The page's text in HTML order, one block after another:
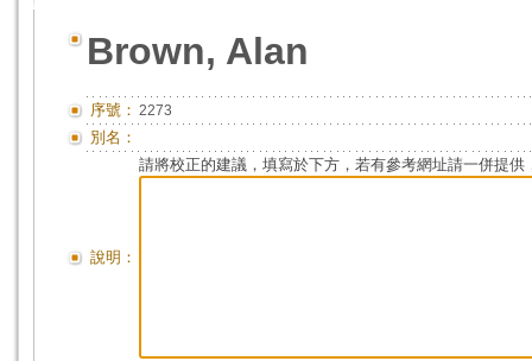
Brown, Alan
序號： 2273
別名：
說明：
請將校正的建議，填寫於下方，若有參考網址請一併提供